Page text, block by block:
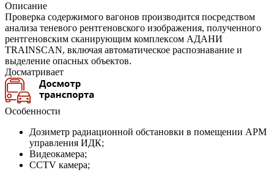
Описание
Проверка содержимого вагонов производится посредством
анализа теневого рентгеновского изображения, полученного
рентгеновским сканирующим комплексом АДАНИ
TRAINSCAN, включая автоматическое распознавание и
выделение опасных объектов.
Досматривает
Особенности
Дозиметр радиационной обстановки в помещении АРМ
управления ИДК;
Видеокамера;
CCTV камера;